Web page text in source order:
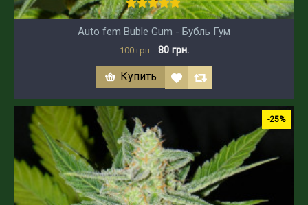
Auto fem Buble Gum - Бубль Гум
100 грн. 80 грн.
Купить
-25%